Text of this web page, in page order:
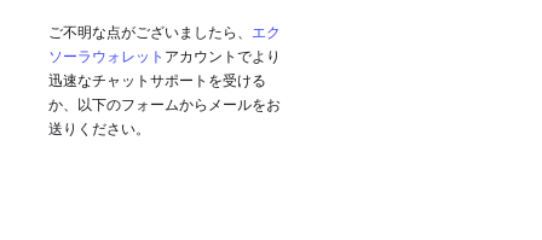
ご不明な点がございましたら、 エク
ソーラウォレット アカウントでより
迅速なチャットサポートを受ける
か、以下のフォームからメールをお
送りください。